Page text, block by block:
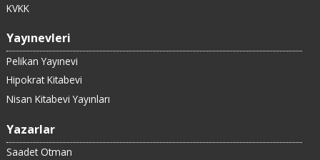
KVKK
Yayınevleri
Pelikan Yayınevi
Hipokrat Kitabevi
Nisan Kitabevi Yayınları
Yazarlar
Saadet Otman